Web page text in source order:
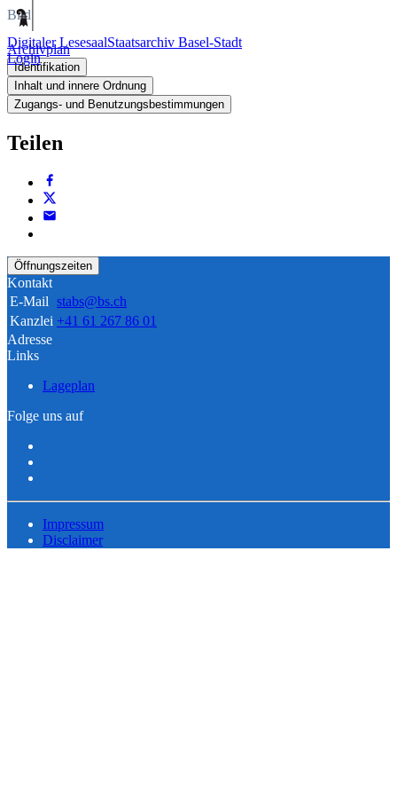
Digitaler LesesaalStaatsarchiv Basel-Stadt
Login
Bild
Archivplan
Identifikation
Inhalt und innere Ordnung
Zugangs- und Benutzungsbestimmungen
Teilen
Öffnungszeiten
Kontakt
E-Mail stabs@bs.ch
Kanzlei +41 61 267 86 01
Adresse
Links
Lageplan
Folge uns auf
Impressum
Disclaimer